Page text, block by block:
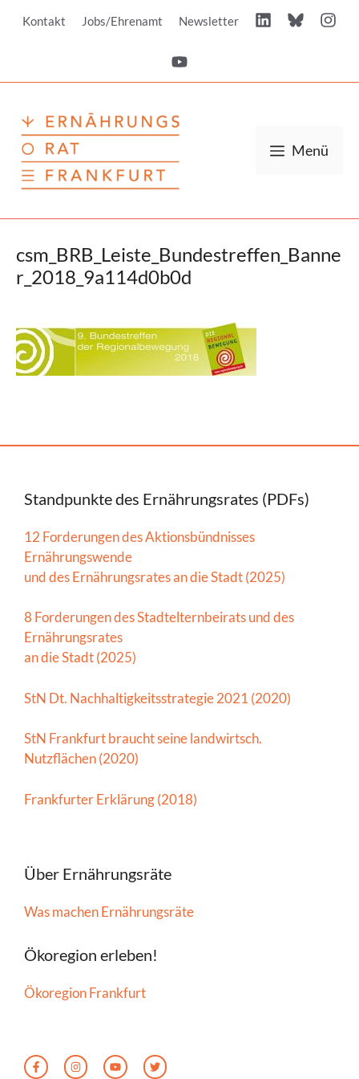
InhaltKontakt Jobs/Ehrenamt Newsletter
Menü
csm_BRB_Leiste_Bundestreffen_Banne
r_2018_9a114d0b0d
Standpunkte des Ernährungsrates (PDFs)
12 Forderungen des Aktionsbündnisses
Ernährungswende
und des Ernährungsrates an die Stadt (2025)
8 Forderungen des Stadtelternbeirats und des
Ernährungsrates
an die Stadt (2025)
StN Dt. Nachhaltigkeitsstrategie 2021 (2020)
StN Frankfurt braucht seine landwirtsch.
Nutzflächen (2020)
Frankfurter Erklärung (2018)
Über Ernährungsräte
Was machen Ernährungsräte
Ökoregion erleben!
Ökoregion Frankfurt